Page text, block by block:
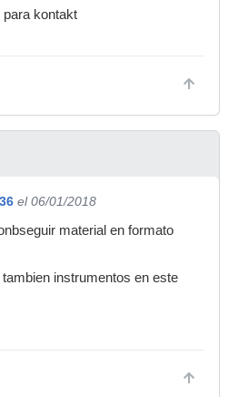
kontakt
el 06/01/2018
material en formato
instrumentos en este